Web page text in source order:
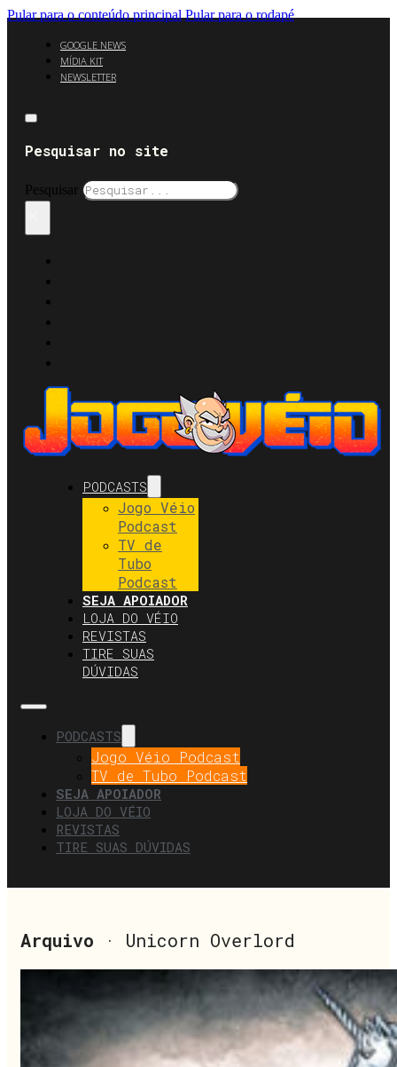
Pular para o conteúdo principal Pular para o rodapé
GOOGLE NEWS
MÍDIA KIT
NEWSLETTER
Pesquisar no site
Pesquisar
PODCASTS
Jogo Véio
Podcast
TV de
Tubo
Podcast
SEJA APOIADOR
LOJA DO VÉIO
REVISTAS
TIRE SUAS
DÚVIDAS
PODCASTS
Jogo Véio Podcast
TV de Tubo Podcast
SEJA APOIADOR
LOJA DO VÉIO
REVISTAS
TIRE SUAS DÚVIDAS
Arquivo · Unicorn Overlord